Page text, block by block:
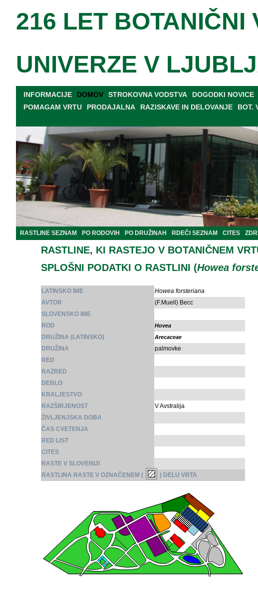
216 LET BOTANIČNI
UNIVERZE V
INFORMACIJE DOMOV STROKOVNA VODSTVA DOGODKI NOVICE
POMAGAM VRTU
PRODAJALNA RAZISKAVE IN DELOVANJE BOT.
RASTLINE SEZNAM PO RODOVIH PO DRUŽINAH RDEČI SEZNAM CITES
RASTLINE, KI RASTEJO V BOTANIČNEM
SPLOŠNI PODATKI O RASTLINI (Howea
LATINSKO IME
Howea forsteriana
AVTOR
(F.Muell) Becc
SLOVENSKO IME
ROD
Hovea
DRUŽINA (LATINSKO) Arecaceae
DRUŽINA
palmovke
RED
RAZRED
DEBLO
KRALJESTVO
RAZŠIRJENOST
V Avstralija
ŽIVLJENJSKA DOBA
ČAS CVETENJA
RED LIST
CITES
RASTE V SLOVENIJI
RASTLINA RASTE V OZNAČENEM (
) DELU VRTA